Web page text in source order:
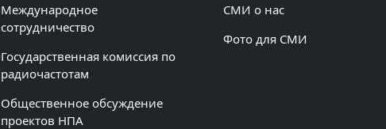
Международное
сотрудничество
Государственная комиссия по
радиочастотам
Общественное обсуждение
проектов НПА
СМИ о нас
Фото для СМИ